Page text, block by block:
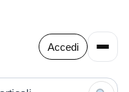
Accedi